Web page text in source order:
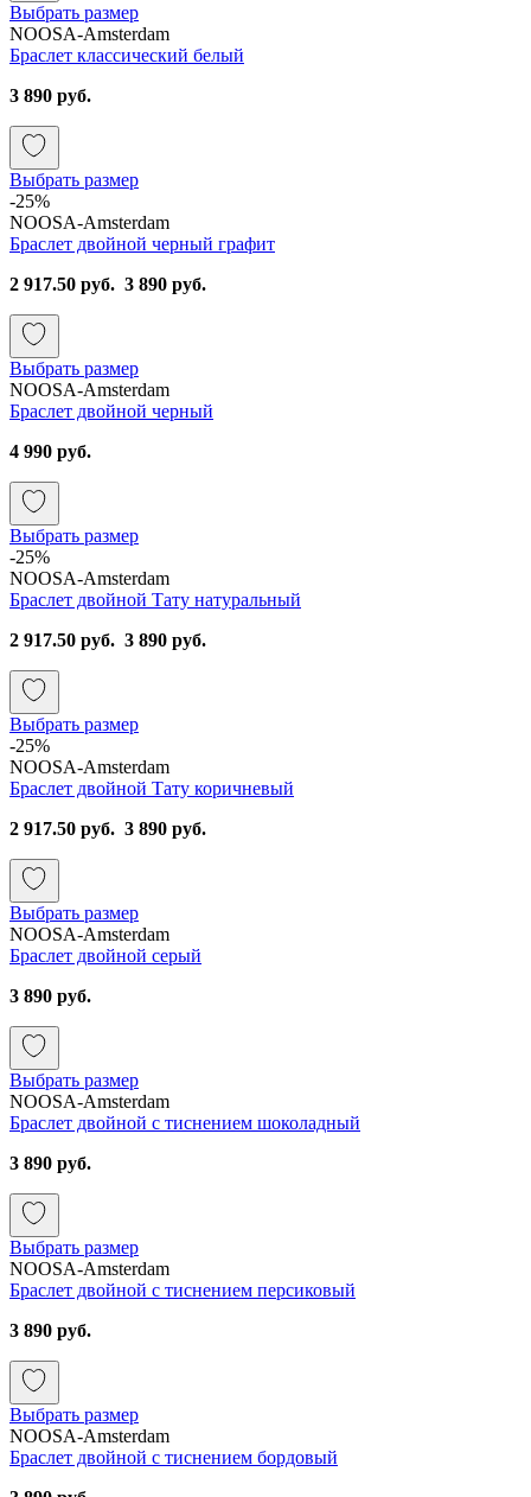
Выбрать размер
NOOSA-Amsterdam
Браслет классический белый
3 890 руб.
Выбрать размер
-25%
NOOSA-Amsterdam
Браслет двойной черный графит
2 917.50 руб. 3 890 руб.
Выбрать размер
NOOSA-Amsterdam
Браслет двойной черный
4 990 руб.
Выбрать размер
-25%
NOOSA-Amsterdam
Браслет двойной Тату натуральный
2 917.50 руб. 3 890 руб.
Выбрать размер
-25%
NOOSA-Amsterdam
Браслет двойной Тату коричневый
2 917.50 руб. 3 890 руб.
Выбрать размер
NOOSA-Amsterdam
Браслет двойной серый
3 890 руб.
Выбрать размер
NOOSA-Amsterdam
Браслет двойной с тиснением шоколадный
3 890 руб.
Выбрать размер
NOOSA-Amsterdam
Браслет двойной с тиснением персиковый
3 890 руб.
Выбрать размер
NOOSA-Amsterdam
Браслет двойной с тиснением бордовый